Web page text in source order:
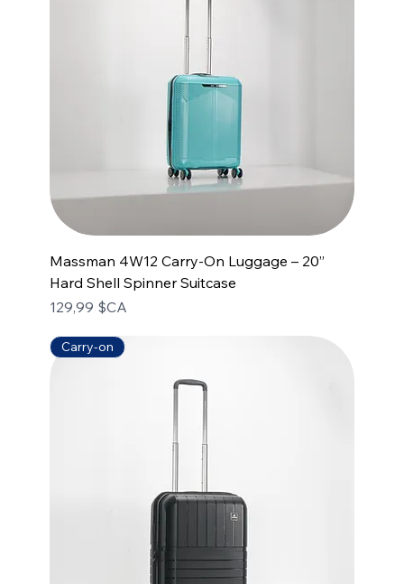
Massman 4W12 Carry-On Luggage – 20”
Hard Shell Spinner Suitcase
Prix
129,99 $CA
Carry-on